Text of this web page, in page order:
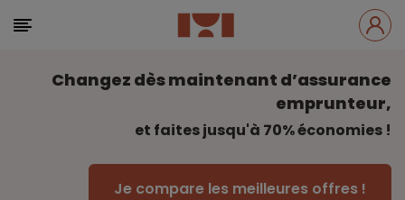
Changez dès maintenant d’assurance
emprunteur,
et faites jusqu'à 70% économies !
Je compare les meilleures offres !